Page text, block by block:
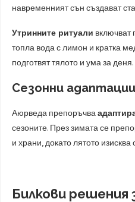
навременният сън създават
Утринните ритуали включват
топла вода с лимон и кратка
подготвят тялото и ума за деня.
Сезонни адаптации
Аюрведа препоръчва
сезоните. През зимата се
и храни, докато лятото
Билкови решения